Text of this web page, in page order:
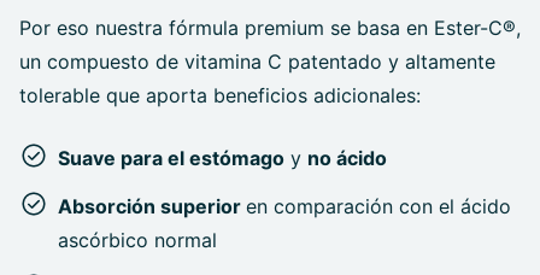
Por eso nuestra fórmula premium se basa en Ester-C®,
un compuesto de vitamina C patentado y altamente
tolerable que aporta beneficios adicionales:
Suave para el estómago y no ácido
Absorción superior en comparación con el ácido
ascórbico normal